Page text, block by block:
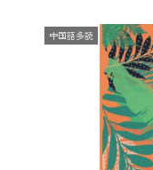
中国語多読